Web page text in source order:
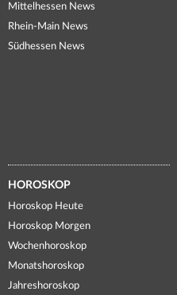
Mittelhessen News
Rhein-Main News
Südhessen News
HOROSKOP
Horoskop Heute
Horoskop Morgen
Wochenhoroskop
Monatshoroskop
Jahreshoroskop